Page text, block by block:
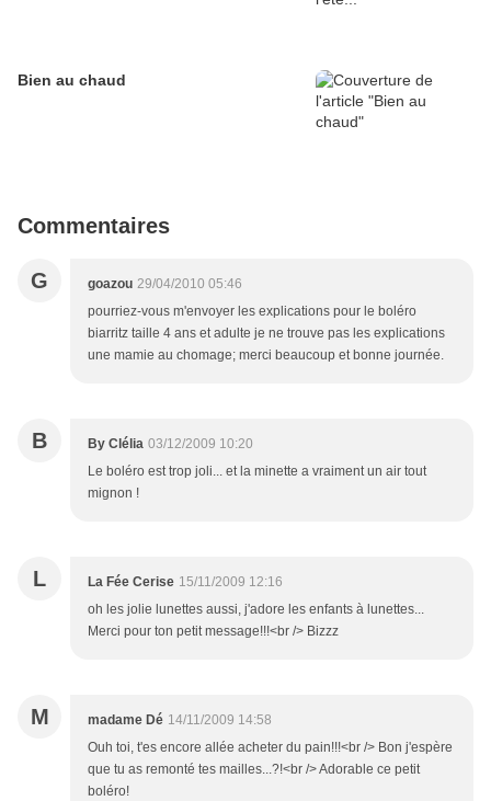
Bien au chaud
Commentaires
G goazou 29/04/2010 05:46
pourriez-vous m'envoyer les explications pour le boléro
biarritz taille 4 ans et adulte je ne trouve pas les explications
une mamie au chomage; merci beaucoup et bonne journée.
B By Clélia 03/12/2009 10:20
Le boléro est trop joli... et la minette a vraiment un air tout
mignon !
L La Fée Cerise 15/11/2009 12:16
oh les jolie lunettes aussi, j'adore les enfants à lunettes...
Merci pour ton petit message!!!<br /> Bizzz
M madame Dé 14/11/2009 14:58
Ouh toi, t'es encore allée acheter du pain!!!<br /> Bon j'espère
que tu as remonté tes mailles...?!<br /> Adorable ce petit
boléro!